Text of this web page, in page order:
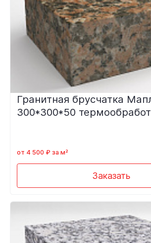
Гранитная брусчатка
300*300*50
от 4 500 ₽ за м²
Заказать